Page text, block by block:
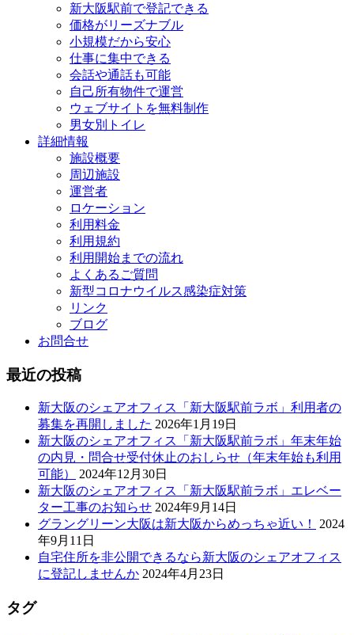
新大阪駅前で登記できる
価格がリーズナブル
小規模だから安心
仕事に集中できる
会話や通話も可能
自己所有物件で運営
ウェブサイトを無料制作
男女別トイレ
詳細情報
施設概要
周辺施設
運営者
ロケーション
利用料金
利用規約
利用開始までの流れ
よくあるご質問
新型コロナウイルス感染症対策
リンク
ブログ
お問合せ
最近の投稿
新大阪のシェアオフィス「新大阪駅前ラボ」利用者の
募集を再開しました 2026年1月19日
新大阪のシェアオフィス「新大阪駅前ラボ」年末年始
の内見・問合せ受付休止のおしらせ（年末年始も利用
可能）
2024年12月30日
新大阪のシェアオフィス「新大阪駅前ラボ」エレベー
ター工事のお知らせ 2024年9月14日
グラングリーン大阪は新大阪からめっちゃ近い！
2024
年9月11日
自宅住所を非公開できるなら新大阪のシェアオフィス
に登記しませんか 2024年4月23日
タグ